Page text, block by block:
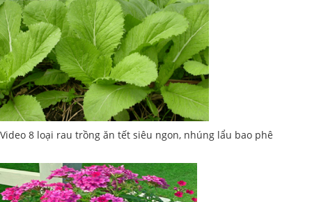
Video 8 loại rau trồng ăn tết siêu ngon, nhúng lẩu bao phê